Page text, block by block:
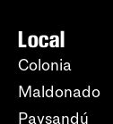
Local
Colonia
Maldonado
Paysandú